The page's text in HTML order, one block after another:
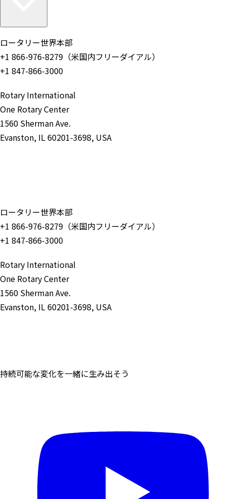
ロータリー世界本部
+1 866-976-8279（米国内フリーダイアル）
+1 847-866-3000
Rotary International
One Rotary Center
1560 Sherman Ave.
Evanston, IL 60201-3698, USA
ロータリー世界本部
+1 866-976-8279（米国内フリーダイアル）
+1 847-866-3000
Rotary International
One Rotary Center
1560 Sherman Ave.
Evanston, IL 60201-3698, USA
持続可能な変化を一緒に生み出そう